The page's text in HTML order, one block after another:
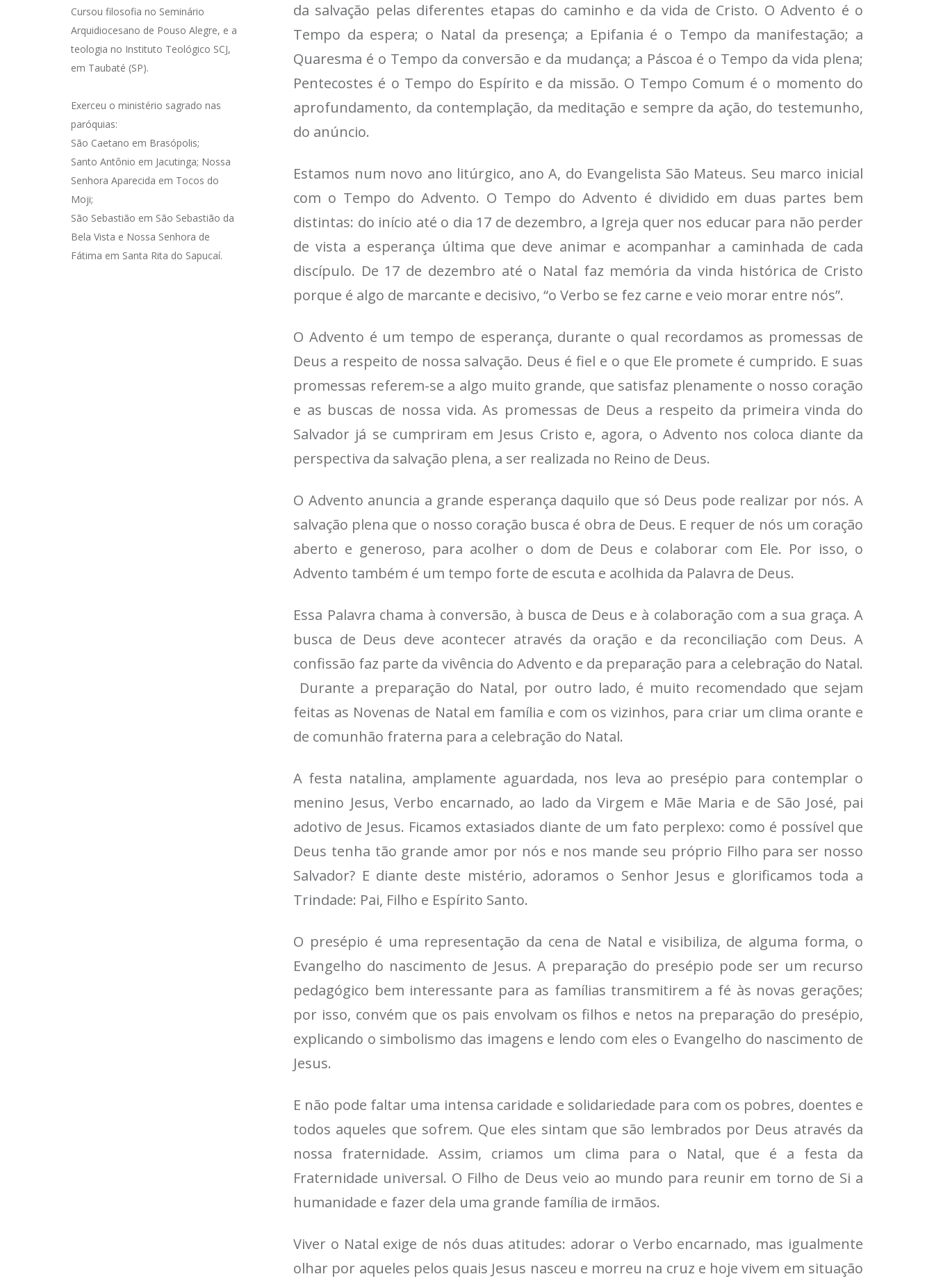
Cursou filosofia no Seminário
Arquidiocesano de Pouso Alegre, e a
teologia no Instituto Teológico SCJ,
em Taubaté (SP).
Exerceu o ministério sagrado nas
paróquias:
São Caetano em Brasópolis;
Santo Antônio em Jacutinga; Nossa
Senhora Aparecida em Tocos do
Moji;
São Sebastião em São Sebastião da
Bela Vista e Nossa Senhora de
Fátima em Santa Rita do Sapucaí.
da salvação pelas diferentes etapas do caminho e da vida de Cristo. O Advento é o
Tempo da espera; o Natal da presença; a Epifania é o Tempo da manifestação; a
Quaresma é o Tempo da conversão e da mudança; a Páscoa é o Tempo da vida plena;
Pentecostes é o Tempo do Espírito e da missão. O Tempo Comum é o momento do
aprofundamento, da contemplação, da meditação e sempre da ação, do testemunho,
do anúncio.
Estamos num novo ano litúrgico, ano A, do Evangelista São Mateus. Seu marco inicial
com o Tempo do Advento. O Tempo do Advento é dividido em duas partes bem
distintas: do início até o dia 17 de dezembro, a Igreja quer nos educar para não perder
de vista a esperança última que deve animar e acompanhar a caminhada de cada
discípulo. De 17 de dezembro até o Natal faz memória da vinda histórica de Cristo
porque é algo de marcante e decisivo, “o Verbo se fez carne e veio morar entre nós”.
O Advento é um tempo de esperança, durante o qual recordamos as promessas de
Deus a respeito de nossa salvação. Deus é fiel e o que Ele promete é cumprido. E suas
promessas referem-se a algo muito grande, que satisfaz plenamente o nosso coração
e as buscas de nossa vida. As promessas de Deus a respeito da primeira vinda do
Salvador já se cumpriram em Jesus Cristo e, agora, o Advento nos coloca diante da
perspectiva da salvação plena, a ser realizada no Reino de Deus.
O Advento anuncia a grande esperança daquilo que só Deus pode realizar por nós. A
salvação plena que o nosso coração busca é obra de Deus. E requer de nós um coração
aberto e generoso, para acolher o dom de Deus e colaborar com Ele. Por isso, o
Advento também é um tempo forte de escuta e acolhida da Palavra de Deus.
Essa Palavra chama à conversão, à busca de Deus e à colaboração com a sua graça. A
busca de Deus deve acontecer através da oração e da reconciliação com Deus. A
confissão faz parte da vivência do Advento e da preparação para a celebração do Natal.
Durante a preparação do Natal, por outro lado, é muito recomendado que sejam
feitas as Novenas de Natal em família e com os vizinhos, para criar um clima orante e
de comunhão fraterna para a celebração do Natal.
A festa natalina, amplamente aguardada, nos leva ao presépio para contemplar o
menino Jesus, Verbo encarnado, ao lado da Virgem e Mãe Maria e de São José, pai
adotivo de Jesus. Ficamos extasiados diante de um fato perplexo: como é possível que
Deus tenha tão grande amor por nós e nos mande seu próprio Filho para ser nosso
Salvador? E diante deste mistério, adoramos o Senhor Jesus e glorificamos toda a
Trindade: Pai, Filho e Espírito Santo.
O presépio é uma representação da cena de Natal e visibiliza, de alguma forma, o
Evangelho do nascimento de Jesus. A preparação do presépio pode ser um recurso
pedagógico bem interessante para as famílias transmitirem a fé às novas gerações;
por isso, convém que os pais envolvam os filhos e netos na preparação do presépio,
explicando o simbolismo das imagens e lendo com eles o Evangelho do nascimento de
Jesus.
E não pode faltar uma intensa caridade e solidariedade para com os pobres, doentes e
todos aqueles que sofrem. Que eles sintam que são lembrados por Deus através da
nossa fraternidade. Assim, criamos um clima para o Natal, que é a festa da
Fraternidade universal. O Filho de Deus veio ao mundo para reunir em torno de Si a
humanidade e fazer dela uma grande família de irmãos.
Viver o Natal exige de nós duas atitudes: adorar o Verbo encarnado, mas igualmente
olhar por aqueles pelos quais Jesus nasceu e morreu na cruz e hoje vivem em situação